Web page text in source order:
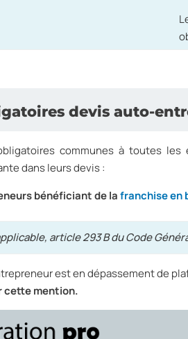
devis auto-
communes à toutes les
dans leurs devis :
bénéficiant de lafranchise en
article 293 B du Code
est en dépassement de
cette mention.